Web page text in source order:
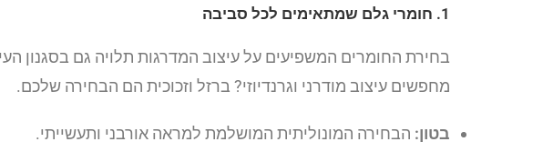
1. חומרי גלם שמתאימים לכל סביבה
בחירת החומרים המשפיעים על עיצוב המדרגות תלויה גם בסגנון
מחפשים עיצוב מודרני וגרנדיוזי? ברזל וזכוכית הם הבחירה שלכם.
בטון: הבחירה המונוליתית המושלמת למראה אורבני ותעשייתי.